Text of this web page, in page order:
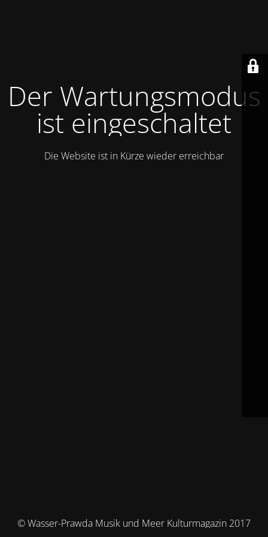
Der Wartungsmodus
ist eingeschaltet
Die Website ist in Kürze wieder erreichbar
© Wasser-Prawda Musik und Meer Kulturmagazin 2017